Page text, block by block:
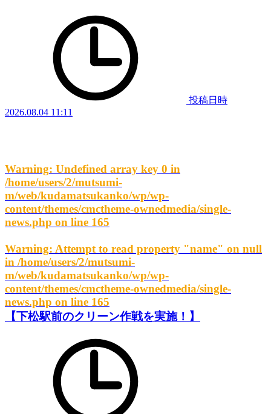
投稿日時
2026.08.04 11:11
Warning: Undefined array key 0 in
/home/users/2/mutsumi-
m/web/kudamatsukanko/wp/wp-
content/themes/cmctheme-ownedmedia/single-
news.php on line 165
Warning: Attempt to read property "name" on null
in /home/users/2/mutsumi-
m/web/kudamatsukanko/wp/wp-
content/themes/cmctheme-ownedmedia/single-
news.php on line 165
【下松駅前のクリーン作戦を実施！】